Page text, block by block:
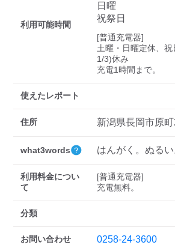
三菱ディーラーを表示
日
トヨタディーラーを表
車種
利用可能時間
日曜
祝祭日
[普通充電器]
土曜・日曜定休、
1/3)休み
充電1時間まで。
使えたレポート
住所 新潟県長岡市原
what3words はんがく。ぬる
利用料金につい
て
[普通充電器]
充電無料。
分類
お問い合わせ 0258-24-3600